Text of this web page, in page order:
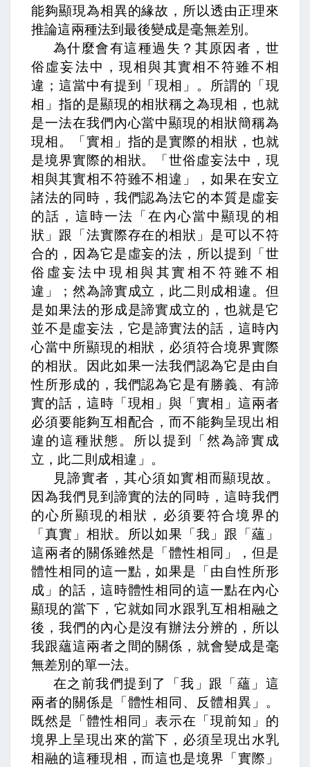
能夠顯現為相異的緣故，所以透由正理來
推論這兩種法到最後變成是毫無差別。
為什麼會有這種過失？ 其原因者，世
俗虛妄法中，現相與其實相不符雖不相
違； 這當中有提到「現相」。所謂的「現
相」指的是顯現的相狀稱之為現相，也就
是一法在我們內心當中顯現的相狀簡稱為
現相。「實相」指的是實際的相狀，也就
是境界實際的相狀。「世俗虛妄法中，現
相與其實相不符雖不相違」，如果在安立
諸法的同時，我們認為法它的本質是虛妄
的話，這時一法「在內心當中顯現的相
狀」跟「法實際存在的相狀」是可以不符
合的，因為它是虛妄的法，所以提到「世
俗虛妄法中現相與其實相不符雖不相
違」； 然為諦實成立，此二則成相違。 但
是如果法的形成是諦實成立的，也就是它
並不是虛妄法，它是諦實法的話，這時內
心當中所顯現的相狀，必須符合境界實際
的相狀。因此如果一法我們認為它是由自
性所形成的，我們認為它是有勝義、有諦
實的話，這時「現相」與「實相」這兩者
必須要能夠互相配合，而不能夠呈現出相
違的這種狀態。所以提到「然為諦實成
立，此二則成相違」。
見諦實者，其心須如實相而顯現故。
因為我們見到諦實的法的同時，這時我們
的心所顯現的相狀，必須要符合境界的
「真實」相狀。所以如果「我」跟「蘊」
這兩者的關係雖然是「體性相同」，但是
體性相同的這一點，如果是「由自性所形
成」的話，這時體性相同的這一點在內心
顯現的當下，它就如同水跟乳互相相融之
後，我們的內心是沒有辦法分辨的，所以
我跟蘊這兩者之間的關係，就會變成是毫
無差別的單一法。
在之前我們提到了「我」跟「蘊」這
兩者的關係是「體性相同、反體相異」。
既然是「體性相同」表示在「現前知」的
境界上呈現出來的當下，必須呈現出水乳
相融的這種現相，而這也是境界「實際」